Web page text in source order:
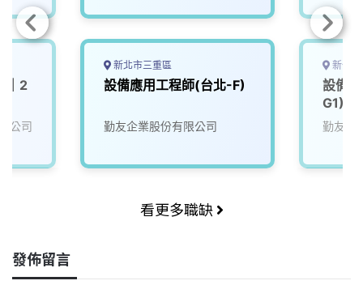
｜2
公司
新北市三重區
設備應用工程師(台北-F)
勤友企業股份有限公司
新竹
設備
G1)
勤友企
看更多職缺
發佈留言